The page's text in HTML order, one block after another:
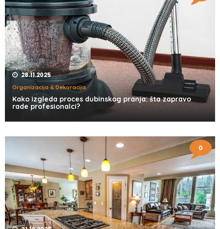
28.11.2025
Organizacija & Dekoracija
Kako izgleda proces dubinskog pranja: šta zapravo
rade profesionalci?
0